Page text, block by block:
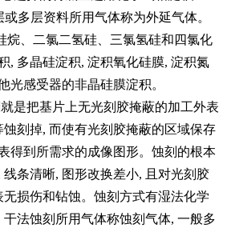
多层资料所用气体称为外延气体。
烷、二氯二氢硅、三氯氢硅和四氯化
, 多晶硅淀积, 淀积氧化硅膜, 淀积氮
光感受器的非晶硅膜淀积。
是把基片上无光刻胶掩蔽的加工外表
刻掉, 而使有光刻胶掩蔽的区域保存
得到所需求的成像图形。蚀刻的根本
条清晰, 图形改换差小, 且对光刻胶
损伤和钻蚀。蚀刻方式有湿法化学
法蚀刻所用气体称蚀刻气体, 一般多